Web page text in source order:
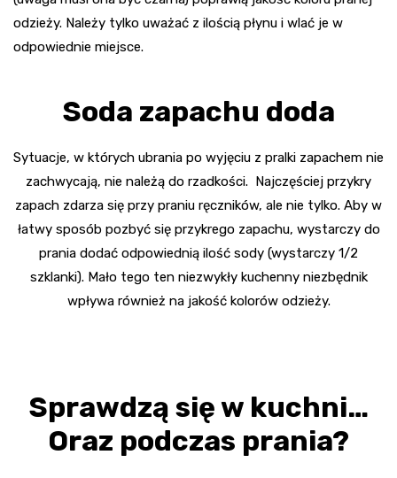
odzieży. Należy tylko uważać z ilością płynu i wlać je w
odpowiednie miejsce.
Soda zapachu doda
Sytuacje, w których ubrania po wyjęciu z pralki zapachem nie
zachwycają, nie należą do rzadkości. Najczęściej przykry
zapach zdarza się przy praniu ręczników, ale nie tylko. Aby w
łatwy sposób pozbyć się przykrego zapachu, wystarczy do
prania dodać odpowiednią ilość sody (wystarczy 1/2
szklanki). Mało tego ten niezwykły kuchenny niezbędnik
wpływa również na jakość kolorów odzieży.
Sprawdzą się w kuchni…
Oraz podczas prania?